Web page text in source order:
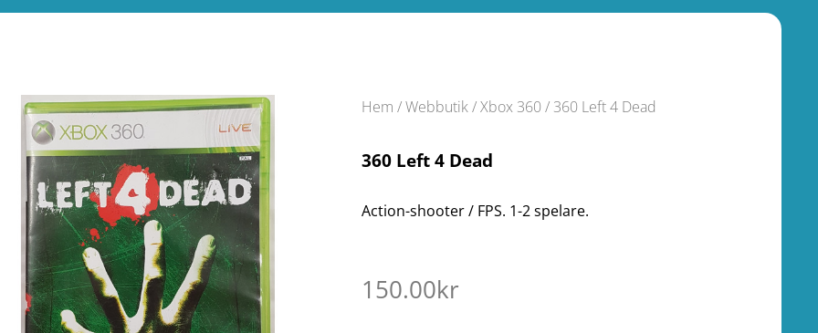
Hem /Webbutik/Xbox 360/ 360 Left 4 Dead
360 Left 4 Dead
Action-shooter / FPS. 1-2 spelare.
150.00kr